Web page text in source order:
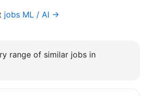
jobs ML / AI →
range of similar jobs in